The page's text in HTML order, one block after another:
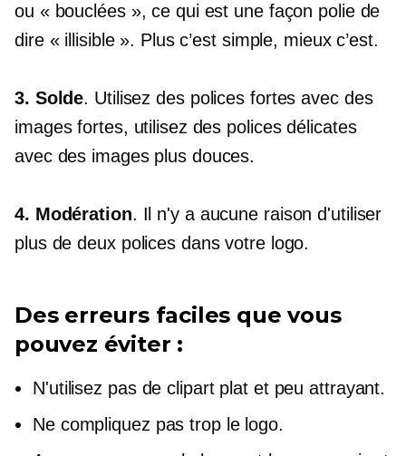
ou « bouclées », ce qui est une façon polie de
dire « illisible ». Plus c’est simple, mieux c’est.
3. Solde. Utilisez des polices fortes avec des
images fortes, utilisez des polices délicates
avec des images plus douces.
4. Modération. Il n'y a aucune raison d'utiliser
plus de deux polices dans votre logo.
Des erreurs faciles que vous
pouvez éviter :
N'utilisez pas de clipart plat et peu attrayant.
Ne compliquez pas trop le logo.